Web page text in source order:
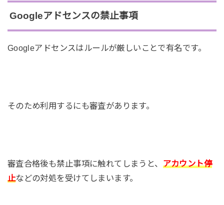
Googleアドセンスの禁止事項
Googleアドセンスはルールが厳しいことで有名です。
そのため利用するにも審査があります。
審査合格後も禁止事項に触れてしまうと、 アカウント停
止などの対処を受けてしまいます。